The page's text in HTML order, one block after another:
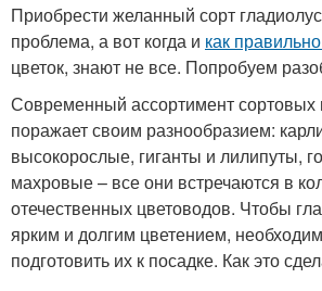
Приобрести желанный сорт
проблема, а вот когда и как
цветок, знают не все. Попробуем
Современный ассортимент сортовых
поражает своим разнообразием:
высокорослые, гиганты и лилипуты,
махровые – все они встречаются в
отечественных цветоводов. Чтобы
ярким и долгим цветением,
подготовить их к посадке. Как это